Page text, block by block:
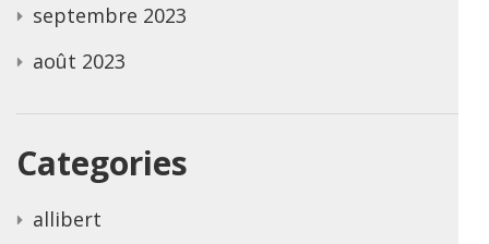
septembre 2023
août 2023
Categories
allibert